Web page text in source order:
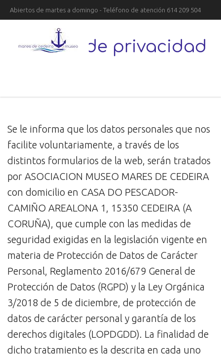
Abiertos de martes a domingo - Teléfono de atención 614 209 504
política de privacidad
Se le informa que los datos personales que nos
facilite voluntariamente, a través de los
distintos formularios de la web, serán tratados
por ASOCIACION MUSEO MARES DE CEDEIRA
con domicilio en CASA DO PESCADOR-
CAMIÑO AREALONA 1, 15350 CEDEIRA (A
CORUÑA), que cumple con las medidas de
seguridad exigidas en la legislación vigente en
materia de Protección de Datos de Carácter
Personal, Reglamento 2016/679 General de
Protección de Datos (RGPD) y la Ley Orgánica
3/2018 de 5 de diciembre, de protección de
datos de carácter personal y garantía de los
derechos digitales (LOPDGDD). La finalidad de
dicho tratamiento es la descrita en cada uno